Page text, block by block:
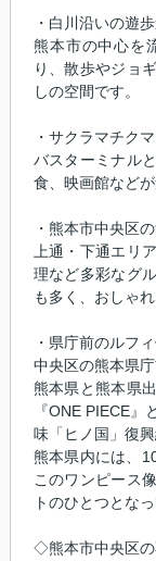
・白川沿いの遊
熊本市の中心を
り、散歩やジョ
しの空間です。
・サクラマチク
バスターミナル
食、映画館など
・熊本市中央区
上通・下通エリ
理など多彩なグ
も多く、おしゃ
・県庁前のルフ
中央区の熊本県
熊本県と熊本県
『ONE PIECE
味「ヒノ国」復
熊本県内には、
このワンピース
トのひとつとなっ
◇熊本市中央区の